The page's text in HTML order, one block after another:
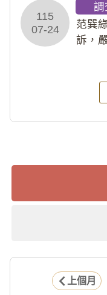
術倫
31)
115
07-24
調
范巽
訴，
過世
繼續
上個月